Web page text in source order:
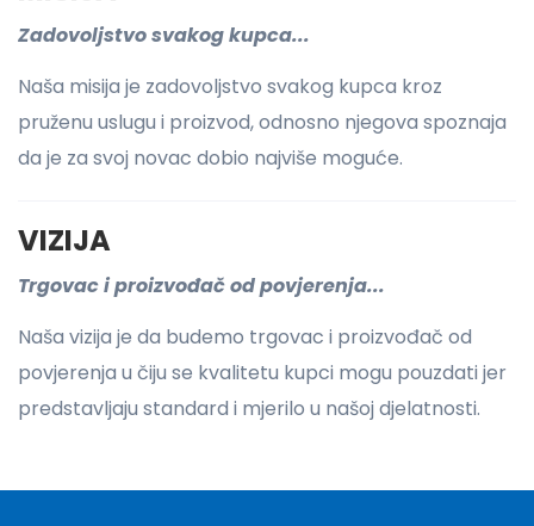
Zadovoljstvo svakog kupca...
Naša misija je zadovoljstvo svakog kupca kroz
pruženu uslugu i proizvod, odnosno njegova spoznaja
da je za svoj novac dobio najviše moguće.
VIZIJA
Trgovac i proizvođač od povjerenja...
Naša vizija je da budemo trgovac i proizvođač od
povjerenja u čiju se kvalitetu kupci mogu pouzdati jer
predstavljaju standard i mjerilo u našoj djelatnosti.